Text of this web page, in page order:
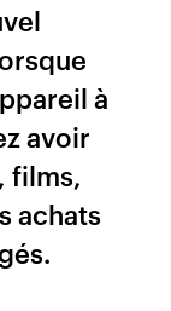
à
avoir
films,
achats